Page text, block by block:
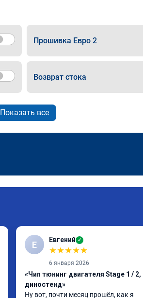
Прошивка Евро 2
Возврат стока
Показать все
Е Евгений ✓
★★★★★
6 января 2026
«Чип тюнинг двигателя Stage 1 / 2,
диностенд»
Ну вот, почти месяц прошёл, как я